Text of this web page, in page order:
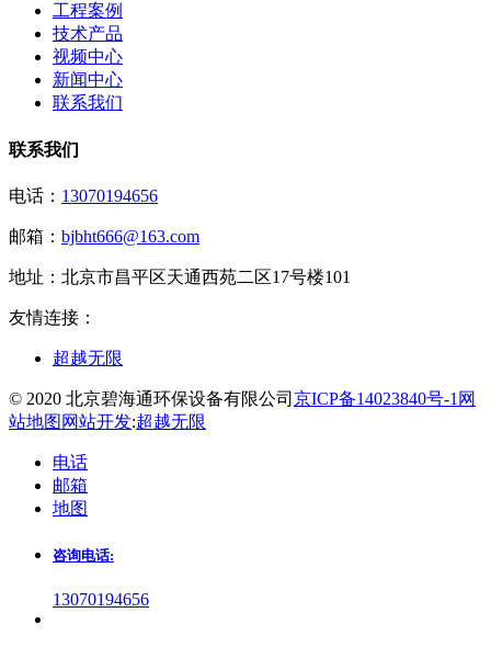
工程案例
技术产品
视频中心
新闻中心
联系我们
联系我们
电话： 13070194656
邮箱： bjbht666@163.com
地址： 北京市昌平区天通西苑二区17号楼101
友情连接：
超越无限
© 2020 北京碧海通环保设备有限公司 京ICP备14023840号-1 网
站地图 网站开发:超越无限
电话
邮箱
地图
咨询电话:
13070194656